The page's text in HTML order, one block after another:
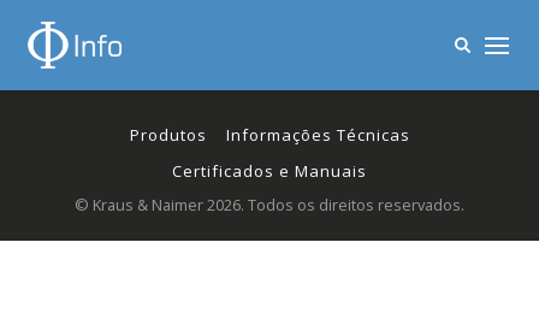
Produtos
Informações Técnicas
Certificados e Manuais
© Kraus & Naimer 2026. Todos os direitos reservados.